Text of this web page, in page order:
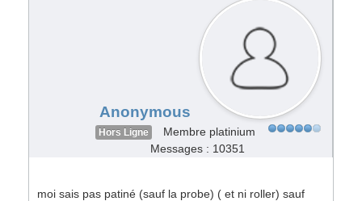
Anonymous
Hors Ligne
Membre platinium
Messages : 10351
moi sais pas patiné (sauf la probe) ( et ni roller) sauf